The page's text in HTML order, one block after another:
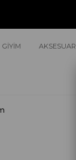
GIYIM AKSESUAR